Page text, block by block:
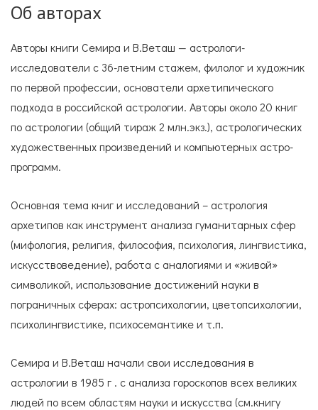
Об авторах
Авторы книги Семира и В.Веташ — астрологи-
исследователи с 36-летним стажем, филолог и художник
по первой профессии, основатели архетипического
подхода в российской астрологии. Авторы около 20 книг
по астрологии (общий тираж 2 млн.экз.), астрологических
художественных произведений и компьютерных астро-
программ.
Основная тема книг и исследований – астрология
архетипов как инструмент анализа гуманитарных сфер
(мифология, религия, философия, психология, лингвистика,
искусствоведение), работа с аналогиями и «живой»
символикой, использование достижений науки в
пограничных сферах: астропсихологии, цветопсихологии,
психолингвистике, психосемантике и т.п.
Семира и В.Веташ начали свои исследования в
астрологии в 1985 г . с анализа гороскопов всех великих
людей по всем областям науки и искусства (см.книгу